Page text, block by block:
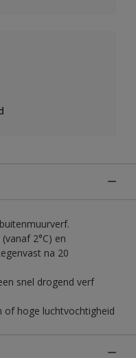
2°C) en
na 20
snel drogend verf
of hoge luchtvochtigheid